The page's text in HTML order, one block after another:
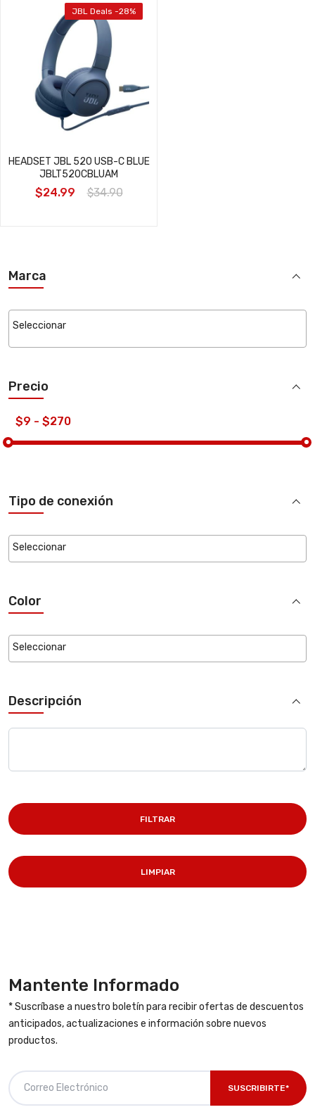
Marca
Precio
Tipo de conexión
Color
Descripción
FILTRAR
LIMPIAR
JBL Deals -28%
HEADSET JBL 520 USB-C BLUE
JBLT520CBLUAM
$24.99 $34.90
Mantente Informado
* Suscríbase a nuestro boletín para recibir ofertas de descuentos
anticipados, actualizaciones e información sobre nuevos
productos.
SUSCRIBIRTE*